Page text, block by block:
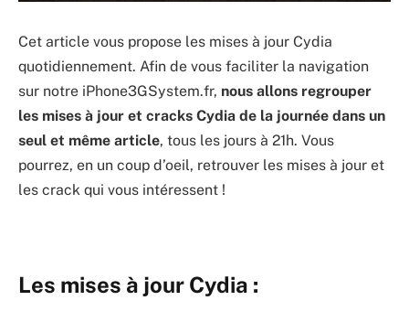
Cet article vous propose les mises à jour Cydia
quotidiennement. Afin de vous faciliter la navigation
sur notre iPhone3GSystem.fr, nous allons regrouper
les mises à jour et cracks Cydia de la journée dans un
seul et même article, tous les jours à 21h. Vous
pourrez, en un coup d’oeil, retrouver les mises à jour et
les crack qui vous intéressent !
Les mises à jour Cydia :